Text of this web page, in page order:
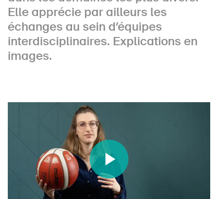
À propos du BPA
Médias
Commander et télécharger
Elle apprécie par ailleurs les
échanges au sein d’équipes
interdisciplinaires. Explications en
images.